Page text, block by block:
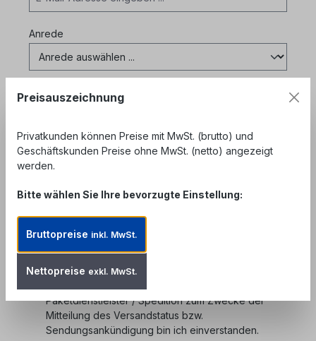
Anrede
Vorname
Nachname
Ich habe dieDatenschutzbestimmungen
Kenntnis genommen und die
mit ihnen einverstanden. Mit der Übermittlung
Paketdienstleister / Spedition zum Zwecke der
Mitteilung des Versandstatus bzw.
Sendungsankündigung bin ich einverstanden.
Preisauszeichnung
Privatkunden können Preise mit MwSt. (brutto) und
Geschäftskunden Preise ohne MwSt. (netto) angezeigt
werden.
Bitte wählen Sie Ihre bevorzugte Einstellung:
Bruttopreise inkl. MwSt.
Nettopreise exkl. MwSt.